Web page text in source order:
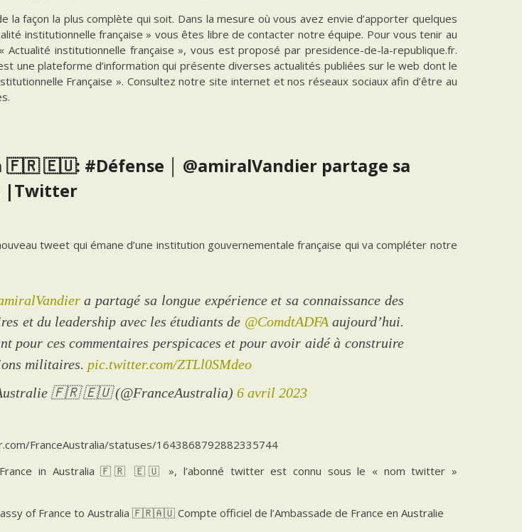
la façon la plus complète qui soit. Dans la mesure où vous avez envie d’apporter quelques
institutionnelle française » vous êtes libre de contacter notre équipe. Pour vous tenir au
institutionnelle française », vous est proposé par presidence-de-la-republique.fr.
une plateforme d’information qui présente diverses actualités publiées sur le web dont le
Française ». Consultez notre site internet et nos réseaux sociaux afin d’être au
🇫🇷 🇪🇺: #Défense │ @amiralVandier partage sa
|Twitter
tweet qui émane d’une institution gouvernementale française qui va compléter notre
a partagé sa longue expérience et sa connaissance des
et du leadership avec les étudiants de @ComdtADFA aujourd’hui.
pour ces commentaires perspicaces et pour avoir aidé à construire
militaires. pic.twitter.com/ZTLl0SMdeo
🇫🇷 🇪🇺 (@FranceAustralia)6 avril 2023
FranceAustralia/statuses/1643868792882335744
France in Australia 🇫🇷 🇪🇺 », l’abonné twitter est connu sous le « nom twitter »
of France to Australia 🇫🇷🇦🇺 Compte officiel de l’Ambassade de France en Australie